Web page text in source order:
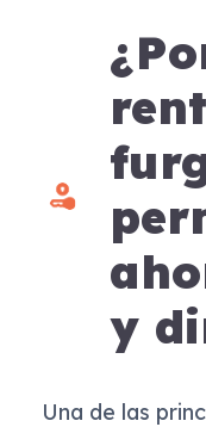
y
Una de las